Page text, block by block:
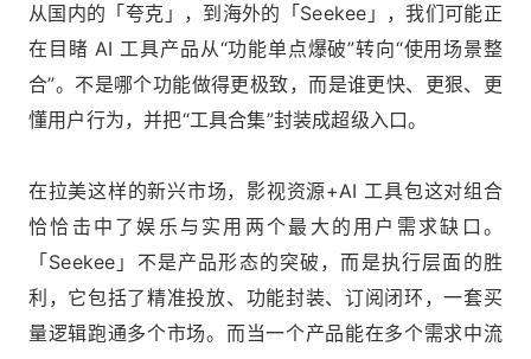
从国内的「夸克」，到海外的「Seekee」，我们可能正
在目睹 AI 工具产品从“功能单点爆破”转向“使用场景整
合”。不是哪个功能做得更极致，而是谁更快、更狠、更
懂用户行为，并把“工具合集”封装成超级入口。
在拉美这样的新兴市场，影视资源+AI 工具包这对组合
恰恰击中了娱乐与实用两个最大的用户需求缺口。
「Seekee」不是产品形态的突破，而是执行层面的胜
利，它包括了精准投放、功能封装、订阅闭环，一套买
量逻辑跑通多个市场。而当一个产品能在多个需求中流